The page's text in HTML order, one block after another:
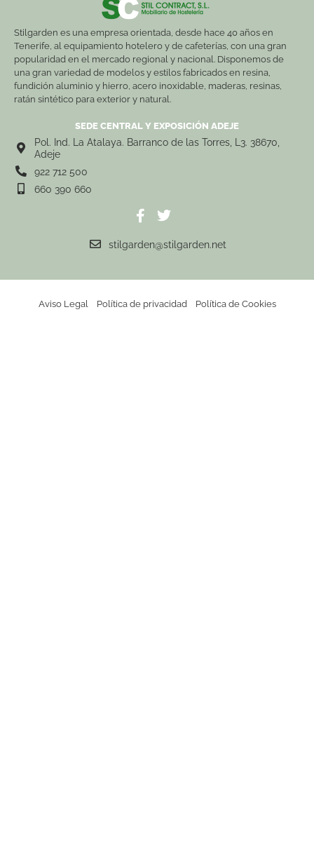
Stilgarden es una empresa orientada, desde hace 40 años en
Tenerife, al equipamiento hotelero y de cafeterías, con una gran
popularidad en el mercado regional y nacional. Disponemos de
una gran variedad de modelos y estilos fabricados en resina,
fundición aluminio y hierro, acero inoxidable, maderas, resinas,
ratán sintético para exterior y natural.
SEDE CENTRAL Y EXPOSICIÓN ADEJE
Pol. Ind. La Atalaya. Barranco de las Torres, L3. 38670,
Adeje
922 712 500
660 390 660
stilgarden@stilgarden.net
Aviso Legal Política de privacidad Política de Cookies